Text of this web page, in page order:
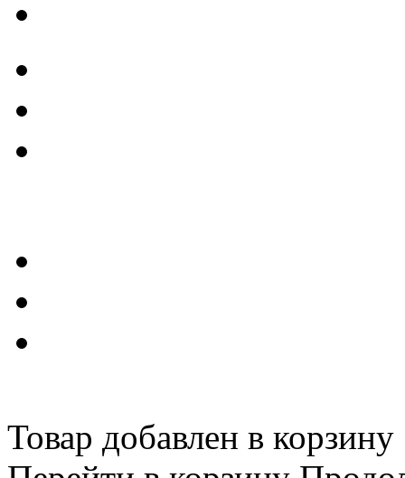
Товар добавлен в корзину